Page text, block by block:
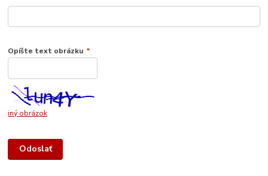
Opíšte text obrázku *
iný obrázok